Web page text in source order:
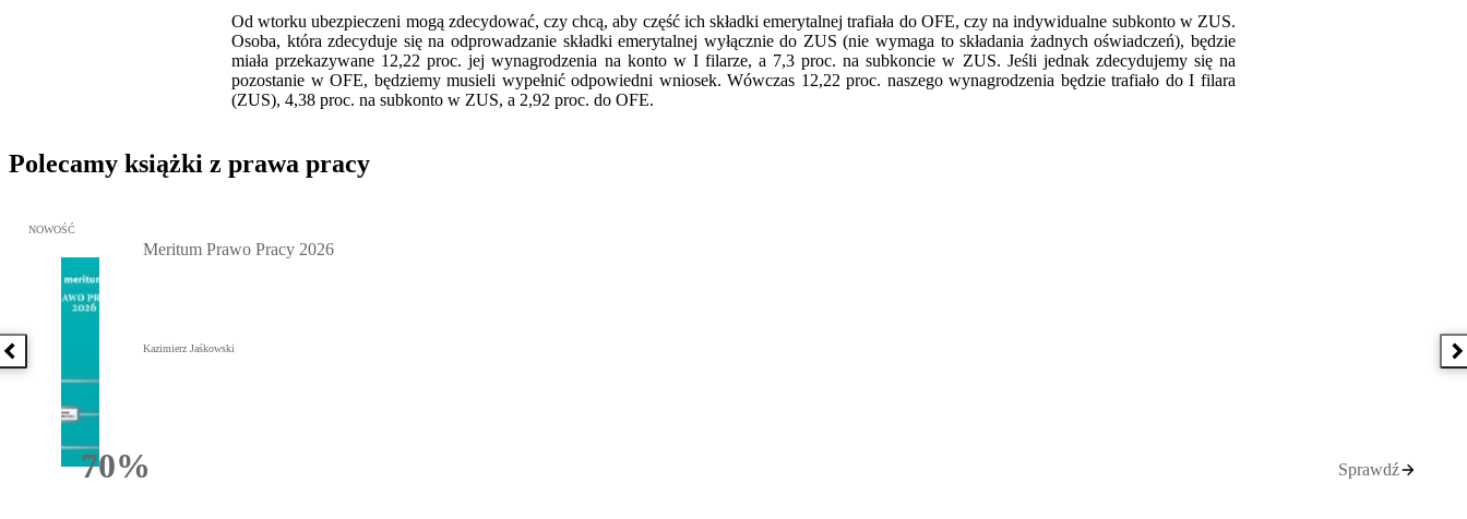
Od wtorku ubezpieczeni mogą zdecydować, czy chcą, aby część ich składki emerytalnej trafiała do OFE, czy na indywidualne subkonto w ZUS.
Osoba, która zdecyduje się na odprowadzanie składki emerytalnej wyłącznie do ZUS (nie wymaga to składania żadnych oświadczeń), będzie
miała przekazywane 12,22 proc. jej wynagrodzenia na konto w I filarze, a 7,3 proc. na subkoncie w ZUS. Jeśli jednak zdecydujemy się na
pozostanie w OFE, będziemy musieli wypełnić odpowiedni wniosek. Wówczas 12,22 proc. naszego wynagrodzenia będzie trafiało do I filara
(ZUS), 4,38 proc. na subkonto w ZUS, a 2,92 proc. do OFE.
Polecamy książki z prawa pracy
Poprzednia książka
Przejdź do: Meritum Prawo Pracy 2026, Kazimierz Jaśkowski - otwiera się w nowym oknie
NOWOŚĆ
70%Rabatu
Meritum Prawo Pracy 2026
Kazimierz Jaśkowski
Sprawdź